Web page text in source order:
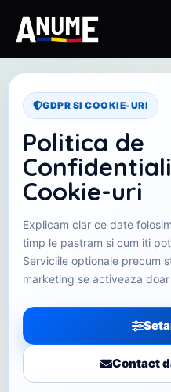
GDPR SI COOKIE-URI
Politica de
Cookie-uri
Explicam clar ce date
timp le pastram si cum iti
Serviciile optionale precum
marketing se activeaza
Contact